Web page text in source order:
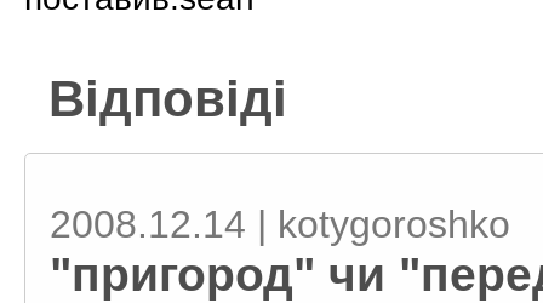
Відповіді
2008.12.14 | kotygoroshko
"пригород" чи